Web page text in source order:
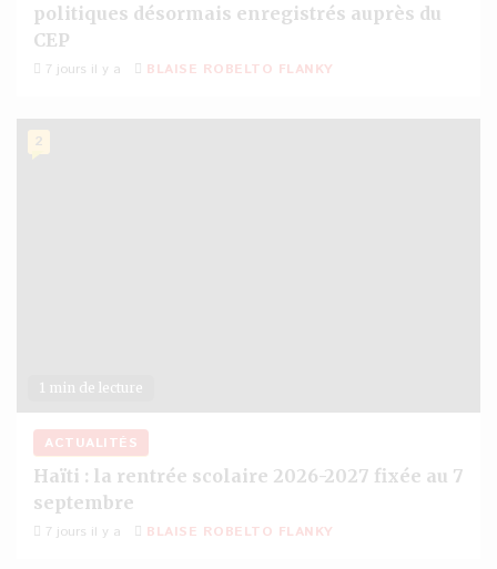
politiques désormais enregistrés auprès du
CEP
7 jours il y a BLAISE ROBELTO FLANKY
1 min de lecture
2
ACTUALITÉS
Haïti : la rentrée scolaire 2026-2027 fixée au 7
septembre
7 jours il y a BLAISE ROBELTO FLANKY